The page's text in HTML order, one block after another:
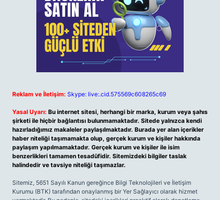
Reklam ve İletişim: Skype: live:.cid.575569c608265c69
Yasal Uyarı: Bu internet sitesi, herhangi bir marka, kurum veya şahıs
şirketi ile hiçbir bağlantısı bulunmamaktadır. Sitede yalnızca kendi
hazırladığımız makaleler paylaşılmaktadır. Burada yer alan içerikler
haber niteliği taşımamakta olup, gerçek kurum ve kişiler hakkında
paylaşım yapılmamaktadır. Gerçek kurum ve kişiler ile isim
benzerlikleri tamamen tesadüfidir. Sitemizdeki bilgiler taslak
halindedir ve tavsiye niteliği taşımazlar.
Sitemiz, 5651 Sayılı Kanun gereğince Bilgi Teknolojileri ve İletişim
Kurumu (BTK) tarafından onaylanmış bir Yer Sağlayıcı olarak hizmet